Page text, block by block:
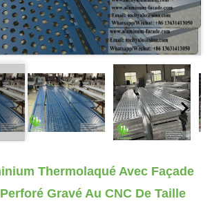
Thermolaqué Avec Façade
Gravé Au CNC De Taille